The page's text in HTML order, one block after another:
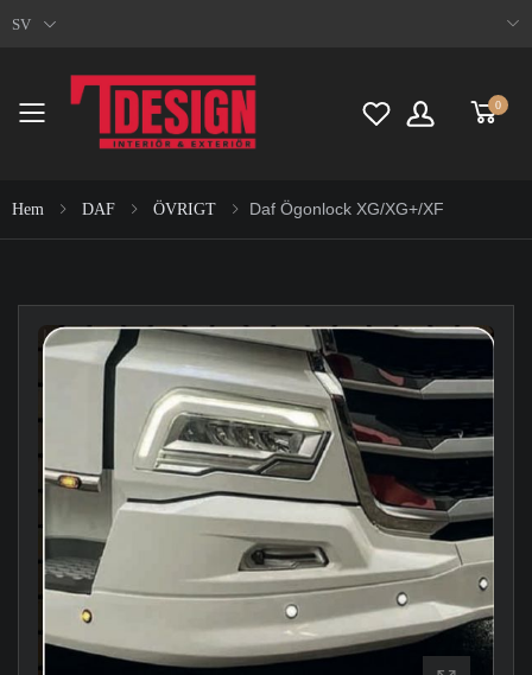
SV
Toggle mobile menu
0
Hem DAF ÖVRIGT Daf Ögonlock XG/XG+/XF